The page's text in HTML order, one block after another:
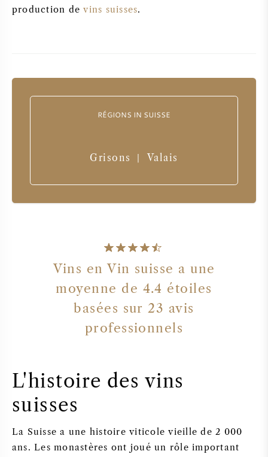
production devins suisses.
RÉGIONS IN SUISSE
Grisons Valais
Vins en Vin suisse a une
moyenne de 4.4 étoiles
basées sur23 avis
professionnels
L'histoire des vins
suisses
La Suisse a une histoire viticole vieille de 2 000
ans. Les monastères ont joué un rôle important